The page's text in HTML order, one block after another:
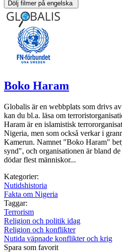
Boko Haram
Globalis är en webbplats som drivs
kan du bl.a. läsa om
Haram är en islamistisk
Nigeria, men som också verkar i
Kamerun. Namnet "Boko Haram"
synd", och organisationen är bland
dödar flest människor...
Kategorier:
Nutidshistoria
Fakta om Nigeria
Taggar:
Terrorism
Religion och politik idag
Religion och konflikter
Nutida väpnade konflikter och krig
Spara som favorit